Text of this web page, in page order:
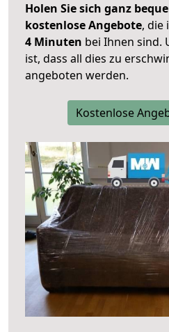
Holen Sie sich ganz
kostenlose Angebote, die
4 Minuten bei Ihnen sind.
ist, dass all dies zu
angeboten werden.
Kostenlose